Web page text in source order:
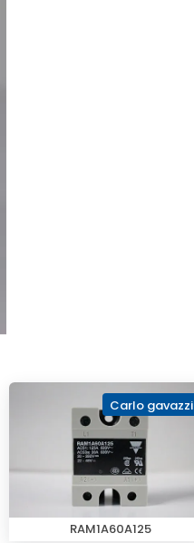
Carlo gavazzi
RAM1A60A125